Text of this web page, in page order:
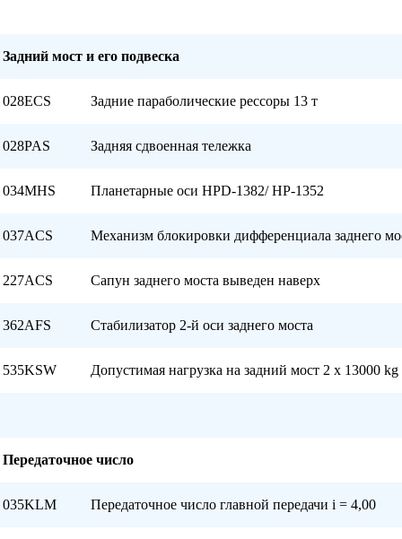
Задний мост и его подвеска
028ECS Задние параболические рессоры 13 т
028PAS Задняя сдвоенная тележка
034MHS Планетарные оси HPD-1382/ HP-1352
037ACS Механизм блокировки дифференциала заднего
227ACS Сапун заднего моста выведен наверх
362AFS Стабилизатор 2-й оси заднего моста
535KSW Допустимая нагрузка на задний мост 2 x 13000 kg
Передаточное число
035KLM Передаточное число главной передачи i = 4,00